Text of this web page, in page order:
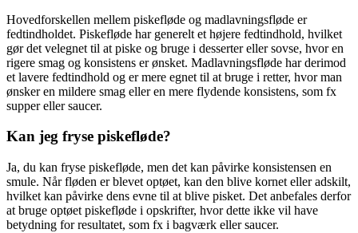
Hovedforskellen mellem piskefløde og madlavningsfløde er
fedtindholdet. Piskefløde har generelt et højere fedtindhold, hvilket
gør det velegnet til at piske og bruge i desserter eller sovse, hvor en
rigere smag og konsistens er ønsket. Madlavningsfløde har derimod
et lavere fedtindhold og er mere egnet til at bruge i retter, hvor man
ønsker en mildere smag eller en mere flydende konsistens, som fx
supper eller saucer.
Kan jeg fryse piskefløde?
Ja, du kan fryse piskefløde, men det kan påvirke konsistensen en
smule. Når fløden er blevet optøet, kan den blive kornet eller adskilt,
hvilket kan påvirke dens evne til at blive pisket. Det anbefales derfor
at bruge optøet piskefløde i opskrifter, hvor dette ikke vil have
betydning for resultatet, som fx i bagværk eller saucer.